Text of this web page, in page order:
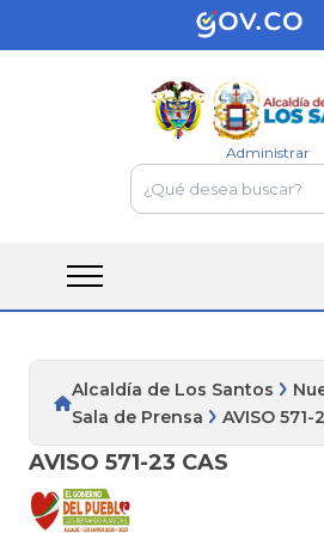
Administrar
Alcaldía de Los Santos
Sala de Prensa
AVISO 571-
AVISO 571-23 CAS